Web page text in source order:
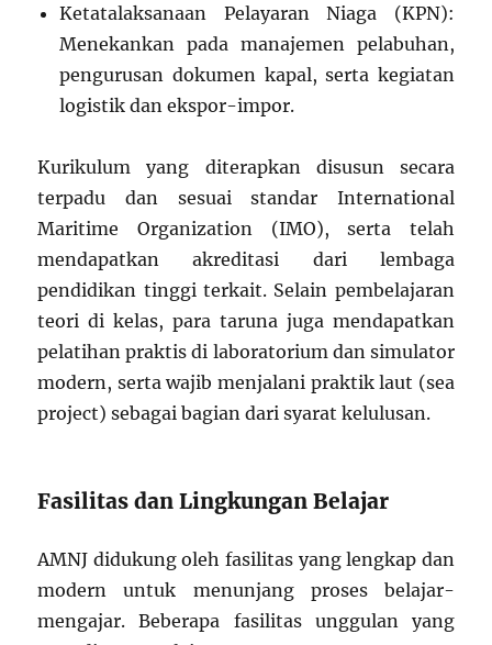
Ketatalaksanaan Pelayaran Niaga (KPN):
Menekankan pada manajemen pelabuhan,
pengurusan dokumen kapal, serta kegiatan
logistik dan ekspor-impor.
Kurikulum yang diterapkan disusun secara
terpadu dan sesuai standar International
Maritime Organization (IMO), serta telah
mendapatkan akreditasi dari lembaga
pendidikan tinggi terkait. Selain pembelajaran
teori di kelas, para taruna juga mendapatkan
pelatihan praktis di laboratorium dan simulator
modern, serta wajib menjalani praktik laut (sea
project) sebagai bagian dari syarat kelulusan.
Fasilitas dan Lingkungan Belajar
AMNJ didukung oleh fasilitas yang lengkap dan
modern untuk menunjang proses belajar-
mengajar. Beberapa fasilitas unggulan yang